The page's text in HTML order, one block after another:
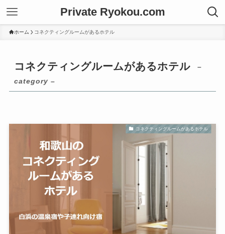
Private Ryokou.com
ホーム コネクティングルームがあるホテル
コネクティングルームがあるホテル
–
category –
コネクティングルームがあるホテル